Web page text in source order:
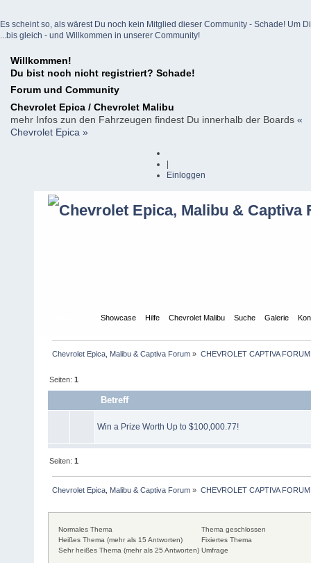
Es scheint so, als wärest Du noch kein Mitglied dieser Community - Schade! Um
...bis gleich - und Willkommen in unserer Community!
Willkommen!
Du bist noch nicht registriert? Schade!
Forum und Community
Chevrolet Epica / Chevrolet Malibu
mehr Infos zun den Fahrzeugen findest Du innerhalb der Boards «
Chevrolet Epica »
Einloggen
Showcase Hilfe Chevrolet Malibu Suche Galerie
Chevrolet Epica, Malibu & Captiva Forum » CHEVROLET CAPTIVA FORUM
Seiten:1
Betreff
Win a Prize Worth Up to $100,000.77!
Seiten:1
Chevrolet Epica, Malibu & Captiva Forum » CHEVROLET CAPTIVA FORUM
Normales Thema
Heißes Thema (mehr als 15 Antworten)
Sehr heißes Thema (mehr als 25 Antworten)
Thema geschlossen
Fixiertes Thema
Umfrage